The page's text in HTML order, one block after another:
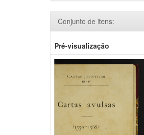
Conjunto de itens:
Pré-visualização